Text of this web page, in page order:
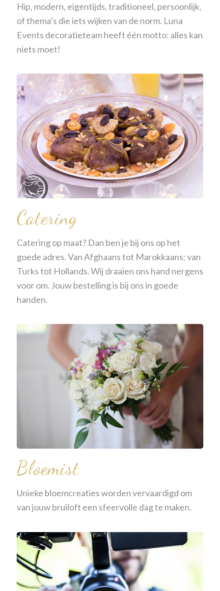
Hip, modern, eigentijds, traditioneel, persoonlijk,
of thema’s die iets wijken van de norm. Luna
Events decoratieteam heeft één motto: alles kan
niets moet!
Catering
Catering op maat? Dan ben je bij ons op het
goede adres. Van Afghaans tot Marokkaans; van
Turks tot Hollands. Wij draaien ons hand nergens
voor om. Jouw bestelling is bij ons in goede
handen.
Bloemist
Unieke bloemcreaties worden vervaardigd om
van jouw bruiloft een sfeervolle dag te maken.